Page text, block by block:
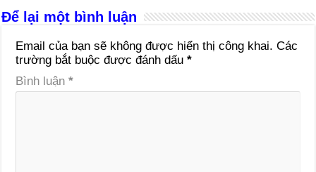
Để lại một bình luận
Email của bạn sẽ không được hiển thị công khai. Các
trường bắt buộc được đánh dấu*
Bình luận*